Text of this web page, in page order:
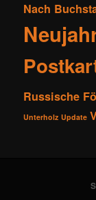
Nach
Russische
Unterholz Update